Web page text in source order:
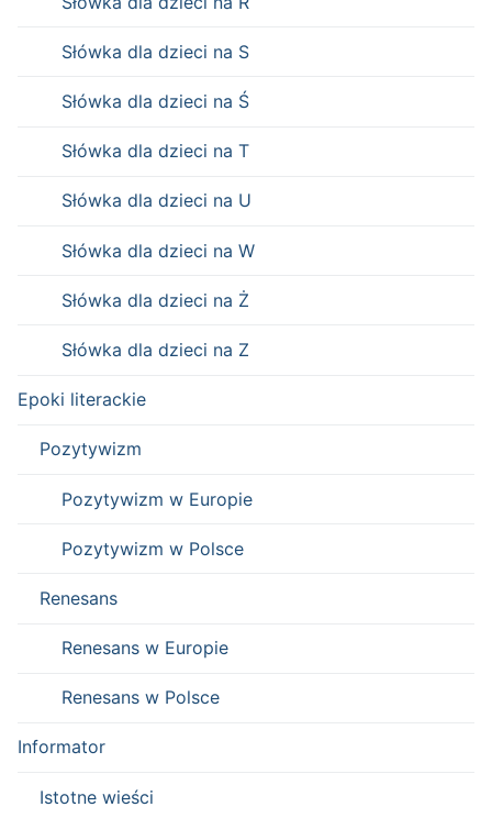
Słówka dla dzieci na S
Słówka dla dzieci na Ś
Słówka dla dzieci na T
Słówka dla dzieci na U
Słówka dla dzieci na W
Słówka dla dzieci na Ż
Słówka dla dzieci na Z
Epoki literackie
Pozytywizm
Pozytywizm w Europie
Pozytywizm w Polsce
Renesans
Renesans w Europie
Renesans w Polsce
Informator
Istotne wieści